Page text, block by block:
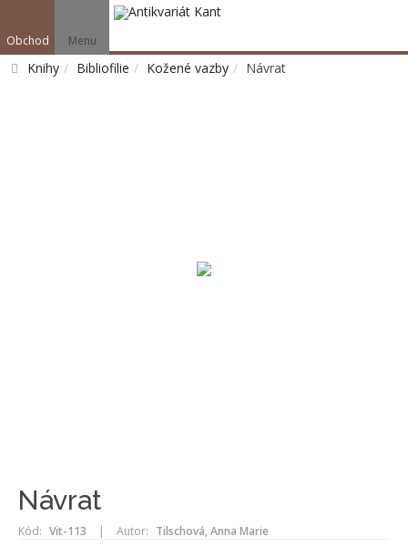
Obchod Menu
Knihy Bibliofilie Kožené vazby Návrat
Návrat
Kód: Vit-113 | Autor: Tilschová, Anna Marie